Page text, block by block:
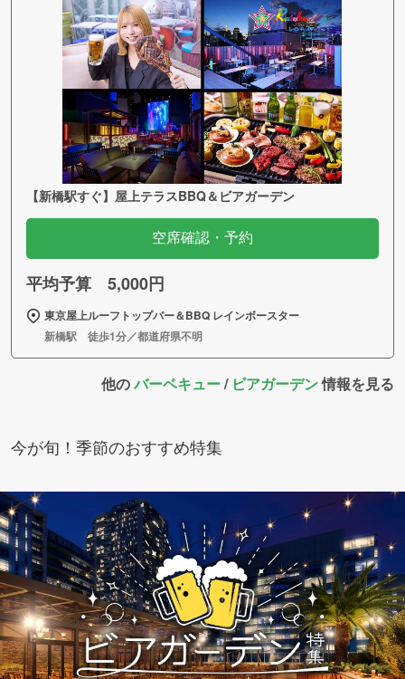
【新橋駅すぐ】屋上テラスBBQ＆ビアガーデン
空席確認・予約
平均予算 5,000円
東京屋上ルーフトップバー＆BBQ レインボースター
新橋駅 徒歩1分／都道府県不明
他のバーベキュー/ ビアガーデン情報を見る
今が旬！季節のおすすめ特集